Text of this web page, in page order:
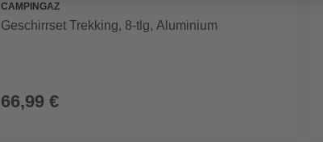
CAMPINGAZ
Geschirrset Trekking, 8-tlg, Aluminium
66,99 €